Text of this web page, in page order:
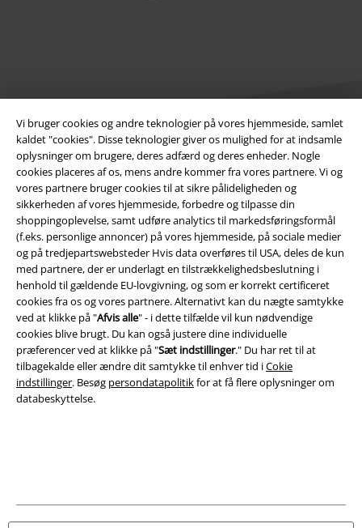
Vi bruger cookies og andre teknologier på vores hjemmeside, samlet
kaldet "cookies". Disse teknologier giver os mulighed for at indsamle
oplysninger om brugere, deres adfærd og deres enheder. Nogle
cookies placeres af os, mens andre kommer fra vores partnere. Vi og
vores partnere bruger cookies til at sikre pålideligheden og
sikkerheden af ​​vores hjemmeside, forbedre og tilpasse din
shoppingoplevelse, samt udføre analytics til markedsføringsformål
(f.eks. personlige annoncer) på vores hjemmeside, på sociale medier
og på tredjepartswebsteder Hvis data overføres til USA, deles de kun
med partnere, der er underlagt en tilstrækkelighedsbeslutning i
henhold til gældende EU-lovgivning, og som er korrekt certificeret
cookies fra os og vores partnere. Alternativt kan du nægte samtykke
ved at klikke på "Afvis alle" - i dette tilfælde vil kun nødvendige
cookies blive brugt. Du kan også justere dine individuelle
præferencer ved at klikke på "Sæt indstillinger." Du har ret til at
tilbagekalde eller ændre dit samtykke til enhver tid iCokie
indstillinger. Besøg persondatapolitikfor at få flere oplysninger om
databeskyttelse.
Juridisk
Salgs-, medlems- & leveringsbetingelser
Om EMP Danmark
Persondatapolitik
Bortskaffelse af affald og miljøbeskyttelse
Overensstemmelseserklæring
Oplysninger om tilgængelighed